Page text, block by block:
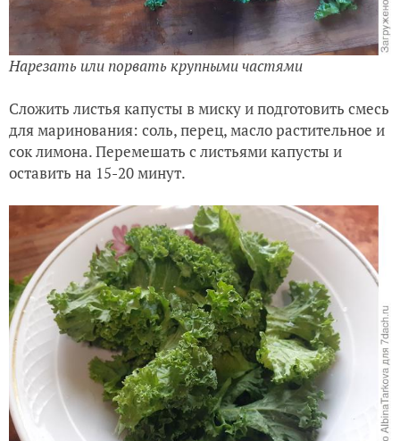
Нарезать или порвать крупными частями
Сложить листья капусты в миску и подготовить смесь
для маринования: соль, перец, масло растительное и
сок лимона. Перемешать с листьями капусты и
оставить на 15-20 минут.